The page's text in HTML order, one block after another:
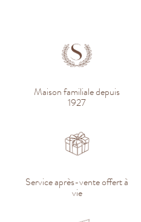
Maison familiale depuis
1927
Service après-vente offert à
vie